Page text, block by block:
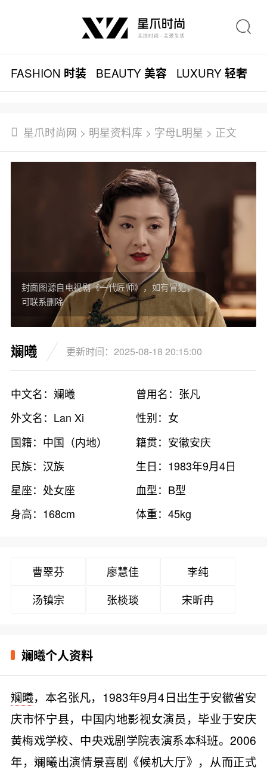
FASHION 时装 BEAUTY美容 LUXURY轻奢
星爪时尚网 > 明星资料库 > 字母L明星 > 正文
封面图源自电视剧《一代匠师》，如有冒犯，
可联系删除
斓曦 更新时间：2025-08-18 20:15:00
中文名：斓曦
曾用名：张凡
外文名：Lan Xi
性别：女
国籍：中国（内地）
籍贯：安徽安庆
民族：汉族
生日：1983年9月4日
星座：处女座
血型：B型
身高：168cm
体重：45kg
曹翠芬 廖慧佳
李纯
汤镇宗
张棪琰 宋昕冉
斓曦个人资料
斓曦，本名张凡，1983年9月4日出生于安徽省安
庆市怀宁县，中国内地影视女演员，毕业于安庆
黄梅戏学校、中央戏剧学院表演系本科班。2006
年，斓曦出演情景喜剧《候机大厅》，从而正式